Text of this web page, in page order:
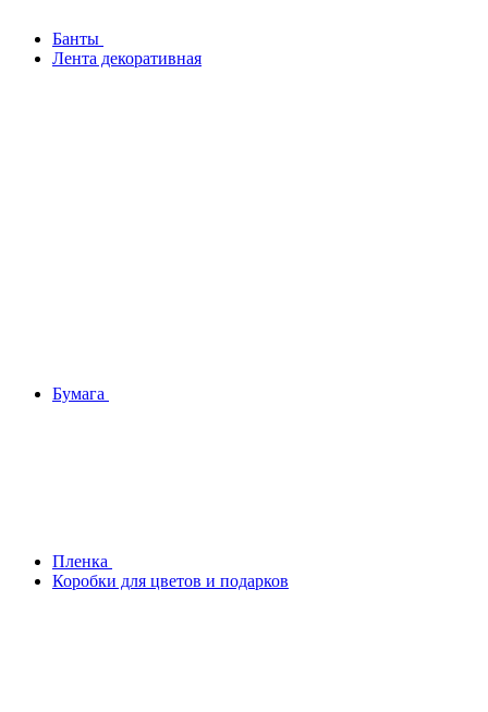
Банты
Лента декоративная
Бумага
Плeнка
Коробки для цветов и подарков